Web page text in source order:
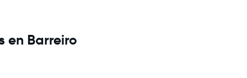
en Barreiro